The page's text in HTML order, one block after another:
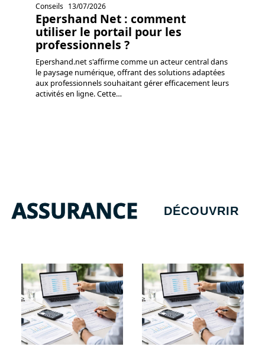
Conseils 13/07/2026
Epershand Net : comment
utiliser le portail pour les
professionnels ?
Epershand.net s'affirme comme un acteur central dans
le paysage numérique, offrant des solutions adaptées
aux professionnels souhaitant gérer efficacement leurs
activités en ligne. Cette…
ASSURANCE DÉCOUVRIR